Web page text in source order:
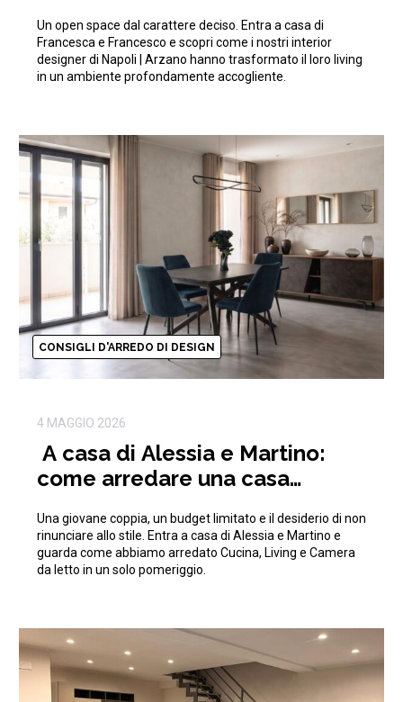
tendenza
Un open space dal carattere deciso. Entra a casa di
Francesca e Francesco e scopri come i nostri interior
designer di Napoli | Arzano hanno trasformato il loro living
in un ambiente profondamente accogliente.
CONSIGLI D'ARREDO DI DESIGN
4 MAGGIO 2026
A casa di Alessia e Martino:
come arredare una casa
Una giovane coppia, un budget limitato e il desiderio di non
rinunciare allo stile. Entra a casa di Alessia e Martino e
guarda come abbiamo arredato Cucina, Living e Camera
da letto in un solo pomeriggio.